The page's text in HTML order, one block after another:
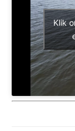
Klik